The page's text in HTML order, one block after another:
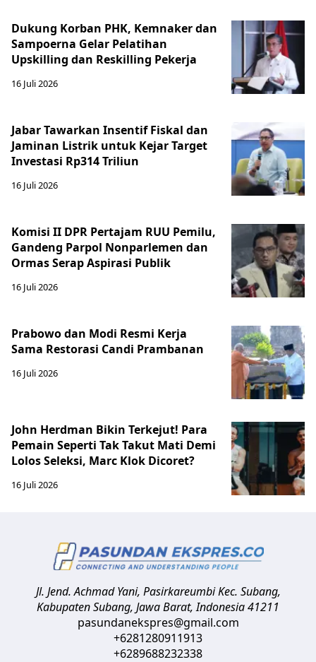
Dukung Korban PHK, Kemnaker dan
Sampoerna Gelar Pelatihan
Upskilling dan Reskilling Pekerja
16 Juli 2026
Jabar Tawarkan Insentif Fiskal dan
Jaminan Listrik untuk Kejar Target
Investasi Rp314 Triliun
16 Juli 2026
Komisi II DPR Pertajam RUU Pemilu,
Gandeng Parpol Nonparlemen dan
Ormas Serap Aspirasi Publik
16 Juli 2026
Prabowo dan Modi Resmi Kerja
Sama Restorasi Candi Prambanan
16 Juli 2026
John Herdman Bikin Terkejut! Para
Pemain Seperti Tak Takut Mati Demi
Lolos Seleksi, Marc Klok Dicoret?
16 Juli 2026
Jl. Jend. Achmad Yani, Pasirkareumbi Kec. Subang,
Kabupaten Subang, Jawa Barat,Indonesia41211
pasundanekspres@gmail.com
+6281280911913
+6289688232338